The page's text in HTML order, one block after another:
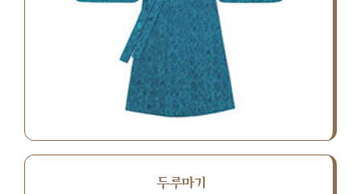
두루마기